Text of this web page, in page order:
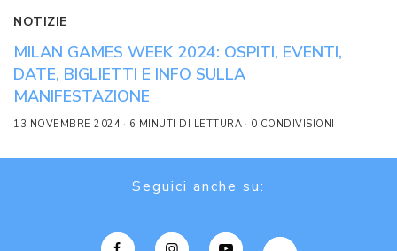
NOTIZIE
MILAN GAMES WEEK 2024: OSPITI, EVENTI,
DATE, BIGLIETTI E INFO SULLA
MANIFESTAZIONE
13 NOVEMBRE 2024 6 MINUTI DI LETTURA 0 CONDIVISIONI
Seguici anche su: